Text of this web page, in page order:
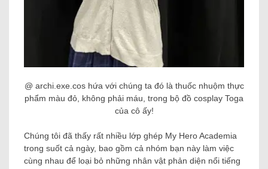
@ archi.exe.cos hứa với chúng ta đó là thuốc nhuộm thực
phẩm màu đỏ, không phải máu, trong bộ đồ cosplay Toga
của cô ấy!
Chúng tôi đã thấy rất nhiều lớp ghép My Hero Academia
trong suốt cả ngày, bao gồm cả nhóm bạn này làm việc
cùng nhau để loại bỏ những nhân vật phản diện nổi tiếng